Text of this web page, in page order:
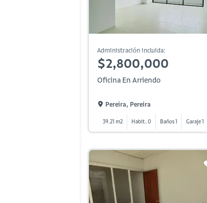
Administración incluida:
$2,800,000
Oficina En Arriendo
Pereira, Pereira
39.21 m2 Habit. 0 Baños 1 Garaje 1